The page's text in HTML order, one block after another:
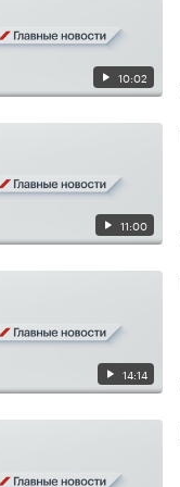
10:02
11:00
14:14